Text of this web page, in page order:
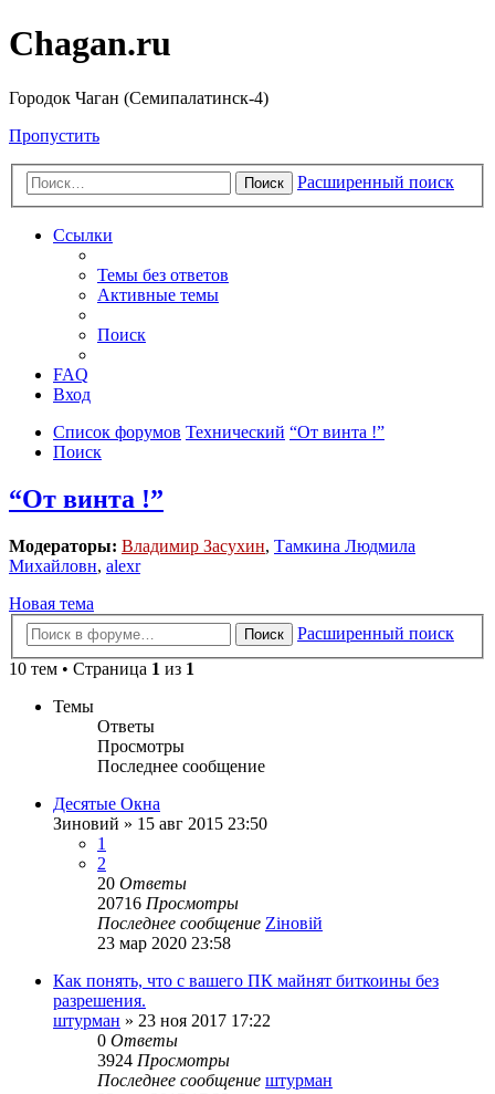
Chagan.ru
Городок Чаган (Семипалатинск-4)
Пропустить
Поиск Расширенный поиск
Ссылки
Темы без ответов
Активные темы
Поиск
FAQ
Вход
Список форумов Технический “От винта !”
Поиск
“От винта !”
Модераторы: Владимир Засухин, Тамкина Людмила
Михайловн, alexr
Новая тема
Поиск
Расширенный поиск
10 тем • Страница 1 из 1
Темы
Ответы
Просмотры
Последнее сообщение
Десятые Окна
Зиновий » 15 авг 2015 23:50
1
2
20 Ответы
20716 Просмотры
Последнее сообщение Zіновій
23 мар 2020 23:58
Как понять, что с вашего ПК майнят биткоины без
разрешения.
штурман » 23 ноя 2017 17:22
0 Ответы
3924 Просмотры
Последнее сообщение штурман